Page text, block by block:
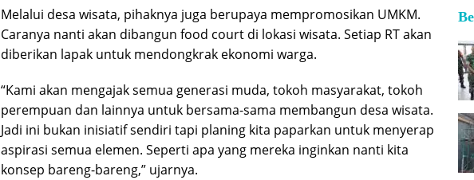
Melalui desa wisata, pihaknya juga berupaya mempromosikan UMKM.
Caranya nanti akan dibangun food court di lokasi wisata. Setiap RT akan
diberikan lapak untuk mendongkrak ekonomi warga.
“Kami akan mengajak semua generasi muda, tokoh masyarakat, tokoh
perempuan dan lainnya untuk bersama-sama membangun desa wisata.
Jadi ini bukan inisiatif sendiri tapi planing kita paparkan untuk menyerap
aspirasi semua elemen. Seperti apa yang mereka inginkan nanti kita
konsep bareng-bareng,” ujarnya.